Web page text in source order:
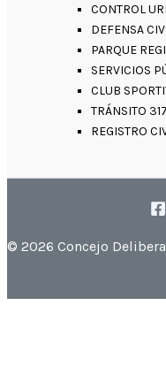
CONTROL
DEFENSA
PARQUE
SERVICIOS
CLUB
TRÁNSITO
REGISTRO
© 2026 Concejo